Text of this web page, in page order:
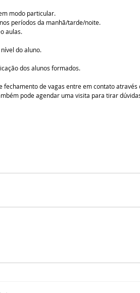
modo particular.
períodos da manhã/tarde/noite.
aulas.
do aluno.
dos alunos formados.
fechamento de vagas entre em contato
pode agendar uma visita para tirar